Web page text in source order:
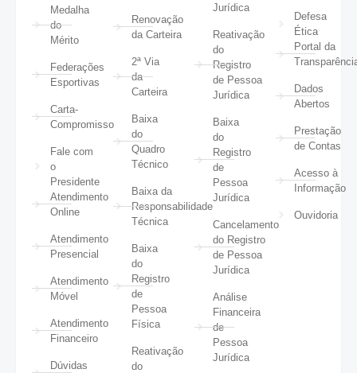
Medalha
do
Mérito
Federações
Esportivas
Carta-
Compromisso
Fale com
o
Presidente
Atendimento
Online
Atendimento
Presencial
Atendimento
Móvel
Atendimento
Financeiro
Dúvidas
Renovação
da Carteira
2ª Via
da
Carteira
Baixa
do
Quadro
Técnico
Baixa da
Responsabilidade
Técnica
Baixa
do
Registro
de
Pessoa
Física
Reativação
do
Jurídica
Reativação
do
Registro
de Pessoa
Jurídica
Baixa
do
Registro
de
Pessoa
Jurídica
Cancelamento
do Registro
de Pessoa
Jurídica
Análise
Financeira
de
Pessoa
Jurídica
Defesa
Ética
Portal da
Dados
Abertos
Prestação
de Contas
Acesso à
Informação
Ouvidoria